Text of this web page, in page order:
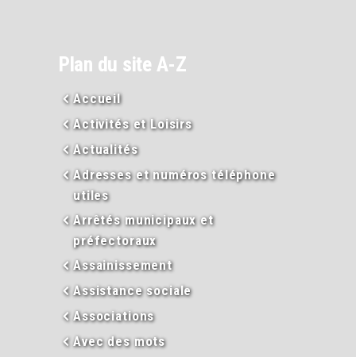
Plan du site A-Z
Accueil
Activités et Loisirs
Actualités
Adresses et numéros téléphone
utiles
Arrêtés municipaux et
préfectoraux
Assainissement
Assistance sociale
Associations
Avec des mots